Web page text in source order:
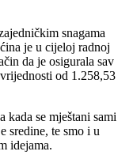
snagama
je u cijeloj radnoj
da je osigurala sav
od 1.258,53
kada se mještani sami
sredine, te smo i u
idejama.